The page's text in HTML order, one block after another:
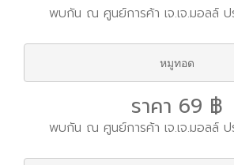
พบกัน ณ ศูนย์การค้า เจ.เจ.มอลล์
หมูทอด
ราคา 69 ฿
พบกัน ณ ศูนย์การค้า เจ.เจ.มอลล์